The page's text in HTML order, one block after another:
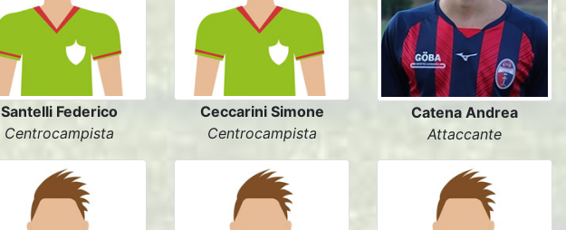
Santelli Federico
Centrocampista
Ceccarini Simone
Centrocampista
Catena Andrea
Attaccante